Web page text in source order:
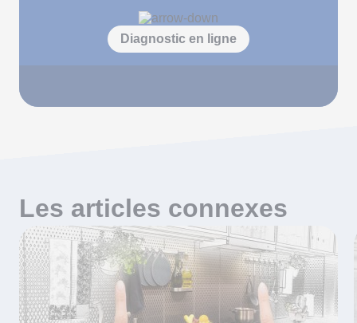
Diagnostic en ligne
Les articles connexes